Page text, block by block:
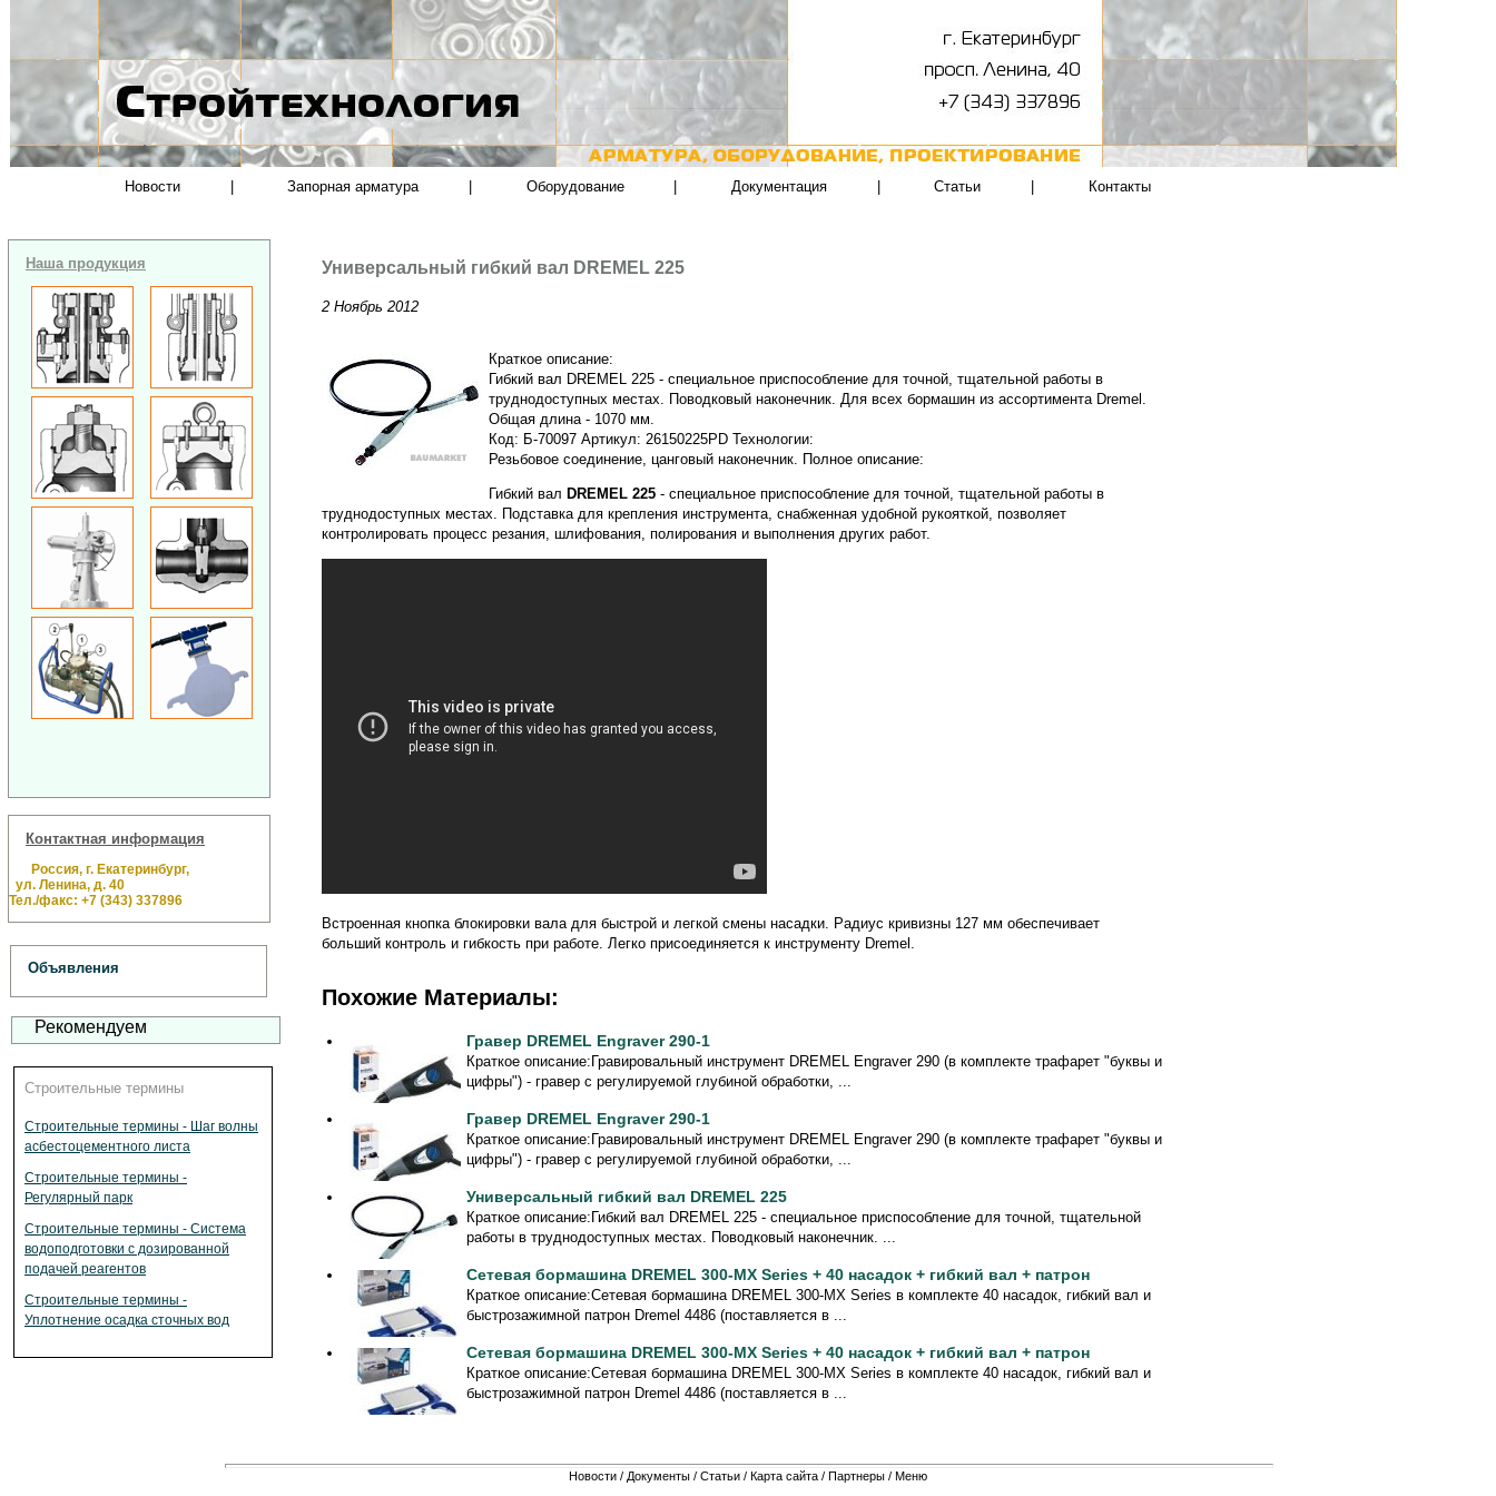
Новости Запорная арматура Оборудование Документация Статьи Контакты
Наша продукция
Контактная информация
Россия, г. Екатеринбург,
ул. Ленина, д. 40
Тел./факс: +7 (343) 337896
Объявления
Рекомендуем
Строительные термины
Строительные термины - Шаг волны
асбестоцементного листа
Строительные термины -
Регулярный парк
Строительные термины - Система
водоподготовки с дозированной
подачей реагентов
Строительные термины -
Уплотнение осадка сточных вод
Универсальный гибкий вал DREMEL 225
2 Ноябрь 2012
Краткое описание:
Гибкий вал DREMEL 225 - специальное приспособление для точной, тщательной работы в
труднодоступных местах. Поводковый наконечник. Для всех бормашин из ассортимента Dremel.
Общая длина - 1070 мм.
Код: Б-70097 Артикул: 26150225PD Технологии:
Резьбовое соединение, цанговый наконечник. Полное описание:
Гибкий вал DREMEL 225 - специальное приспособление для точной, тщательной работы в
труднодоступных местах. Подставка для крепления инструмента, снабженная удобной рукояткой, позволяет
контролировать процесс резания, шлифования, полирования и выполнения других работ.
Встроенная кнопка блокировки вала для быстрой и легкой смены насадки. Радиус кривизны 127 мм обеспечивает
больший контроль и гибкость при работе. Легко присоединяется к инструменту Dremel.
Похожие Материалы:
Гравер DREMEL Engraver 290-1
Краткое описание:Гравировальный инструмент DREMEL Engraver 290 (в комплекте трафарет "буквы и
цифры") - гравер с регулируемой глубиной обработки, ...
Гравер DREMEL Engraver 290-1
Краткое описание:Гравировальный инструмент DREMEL Engraver 290 (в комплекте трафарет "буквы и
цифры") - гравер с регулируемой глубиной обработки, ...
Универсальный гибкий вал DREMEL 225
Краткое описание:Гибкий вал DREMEL 225 - специальное приспособление для точной, тщательной
работы в труднодоступных местах. Поводковый наконечник. ...
Сетевая бормашина DREMEL 300-MX Series + 40 насадок + гибкий вал + патрон
Краткое описание:Сетевая бормашина DREMEL 300-MX Series в комплекте 40 насадок, гибкий вал и
быстрозажимной патрон Dremel 4486 (поставляется в ...
Сетевая бормашина DREMEL 300-MX Series + 40 насадок + гибкий вал + патрон
Краткое описание:Сетевая бормашина DREMEL 300-MX Series в комплекте 40 насадок, гибкий вал и
быстрозажимной патрон Dremel 4486 (поставляется в ...
Новости / Документы / Статьи / Карта сайта / Партнеры / Меню